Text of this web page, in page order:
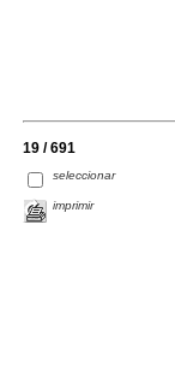
19 / 691
seleccionar
imprimir